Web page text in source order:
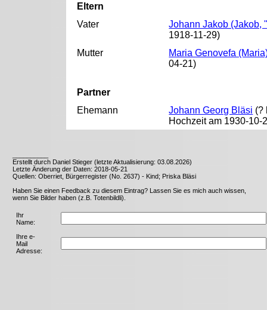
Eltern
Vater
Johann Jakob (Jakob,
1918-11-29)
Mutter
Maria Genovefa
04-21)
Partner
Ehemann
Johann Georg Bläsi (?
Hochzeit am 1930-10-
Erstellt durch Daniel Stieger (letzte Aktualisierung: 03.08.2026)
Letzte Änderung der Daten: 2018-05-21
Quellen: Oberriet, Bürgerregister (No. 2637) - Kind; Priska Bläsi
Haben Sie einen Feedback zu diesem Eintrag? Lassen Sie es mich auch wissen,
wenn Sie Bilder haben (z.B. Totenbildli).
Ihr
Name:
Ihre e-
Mail
Adresse: